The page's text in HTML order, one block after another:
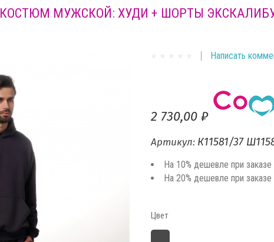
КОСТЮМ МУЖСКОЙ: ХУДИ + ШОРТЫ
Написать
2 730,00 ₽
Артикул: К11581/37
На 10% дешевле при
На 20% дешевле при
Цвет
темно-